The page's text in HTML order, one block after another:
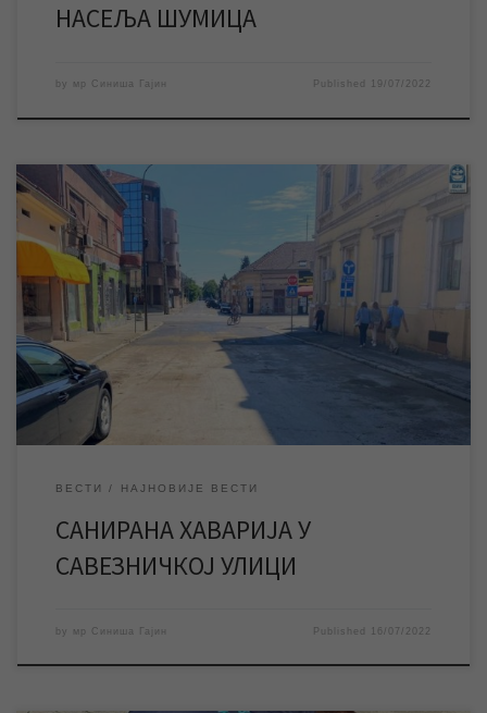
НАСЕЉА ШУМИЦА
by мр Синиша Гајин Published 19/07/2022
Након успешно изведених радова на санацији хаварије на
канализационој мрежи у Савезничкој улици и враћања
раскопане путне површине у првобитно стање, од суботе 16.
јула поново је омогућено кретање моторних возила кроз целу
поменуту улицу. Делови асфалта који су се одронили услед
дејства подземних вода довели су до већег оштећења […]
ВЕСТИ НАЈНОВИЈЕ ВЕСТИ
САНИРАНА ХАВАРИЈА У
САВЕЗНИЧКОЈ УЛИЦИ
by мр Синиша Гајин Published 16/07/2022